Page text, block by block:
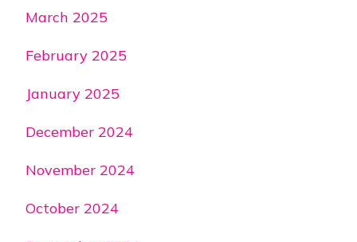
March 2025
February 2025
January 2025
December 2024
November 2024
October 2024